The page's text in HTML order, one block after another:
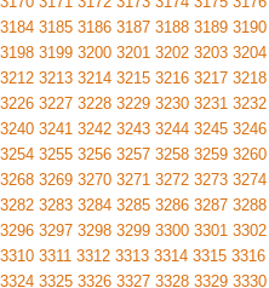
3184 3185 3186 3187 3188 3189 3190
3198 3199 3200 3201 3202 3203 3204
3212 3213 3214 3215 3216 3217 3218
3226 3227 3228 3229 3230 3231 3232
3240 3241 3242 3243 3244 3245 3246
3254 3255 3256 3257 3258 3259 3260
3268 3269 3270 3271 3272 3273 3274
3282 3283 3284 3285 3286 3287 3288
3296 3297 3298 3299 3300 3301 3302
3310 3311 3312 3313 3314 3315 3316
3324 3325 3326 3327 3328 3329 3330